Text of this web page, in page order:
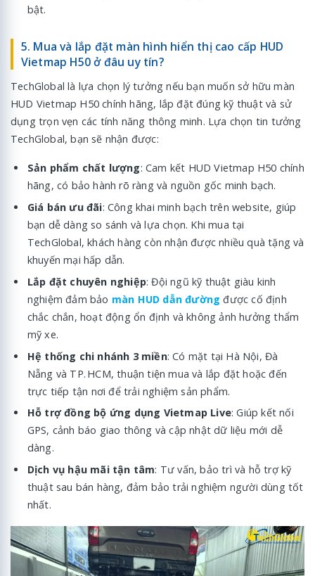
bật.
5. Mua và lắp đặt màn hình hiển thị cao cấp HUD
Vietmap H50 ở đâu uy tín?
TechGlobal là lựa chọn lý tưởng nếu bạn muốn sở hữu màn
HUD Vietmap H50 chính hãng, lắp đặt đúng kỹ thuật và sử
dụng trọn vẹn các tính năng thông minh. Lựa chọn tin tưởng
TechGlobal, bạn sẽ nhận được:
Sản phẩm chất lượng: Cam kết HUD Vietmap H50 chính
hãng, có bảo hành rõ ràng và nguồn gốc minh bạch.
Giá bán ưu đãi: Công khai minh bạch trên website, giúp
bạn dễ dàng so sánh và lựa chọn. Khi mua tại
TechGlobal, khách hàng còn nhận được nhiều quà tặng và
khuyến mại hấp dẫn.
Lắp đặt chuyên nghiệp: Đội ngũ kỹ thuật giàu kinh
nghiệm đảm bảo màn HUD dẫn đường được cố định
chắc chắn, hoạt động ổn định và không ảnh hưởng thẩm
mỹ xe.
Hệ thống chi nhánh 3 miền: Có mặt tại Hà Nội, Đà
Nẵng và TP. HCM, thuận tiện mua và lắp đặt hoặc đến
trực tiếp tận nơi để trải nghiệm sản phẩm.
Hỗ trợ đồng bộ ứng dụng Vietmap Live: Giúp kết nối
GPS, cảnh báo giao thông và cập nhật dữ liệu mới dễ
dàng.
Dịch vụ hậu mãi tận tâm: Tư vấn, bảo trì và hỗ trợ kỹ
thuật sau bán hàng, đảm bảo trải nghiệm người dùng tốt
nhất.